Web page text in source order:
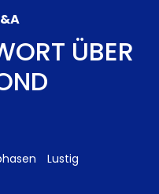
ÜBER
Lustig